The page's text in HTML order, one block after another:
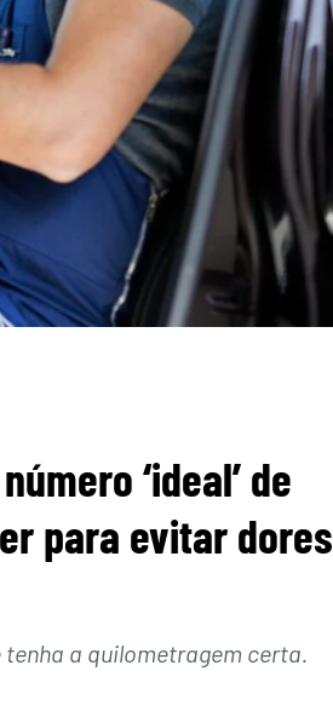
‘ideal’ de
para evitar dores
a quilometragem certa.